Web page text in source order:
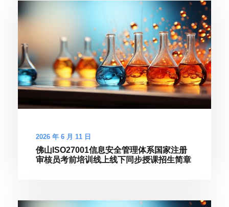
2026 年 6 月 11 日
佛山ISO27001信息安全管理体系国家注册
审核员考前培训线上线下同步授课招生简章